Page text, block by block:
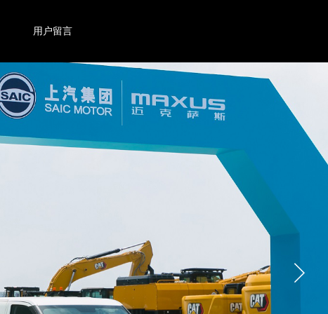
用户留言